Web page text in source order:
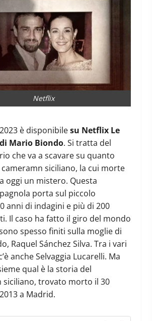
Netflix
è disponibilesu Netflix Le
Mario Biondo. Si tratta del
che va a scavare su quanto
siciliano, la cui morte
oggi un mistero. Questa
porta sul piccolo
anni di indagini e più di 200
Il caso ha fatto il giro del mondo
spesso finiti sulla moglie di
Raquel Sánchez Silva. Tra i vari
anche Selvaggia Lucarelli. Ma
qual è la storia del
siciliano, trovato morto il 30
a Madrid.